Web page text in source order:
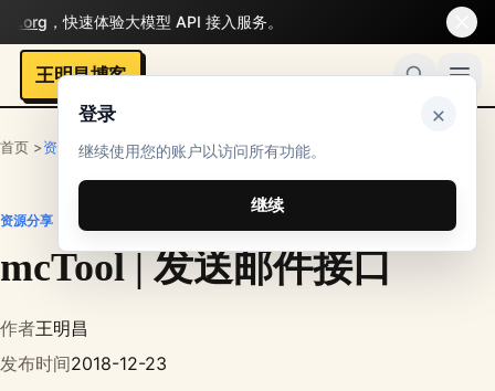
登录 ×
继续使用您的账户以访问所有功能。
继续
，快速体验大模型 API 接入服务。
王明昌博客
首页 >资源分享
资源分享
mcTool | 发送邮件接口
作者王明昌
发布时间2018-12-23